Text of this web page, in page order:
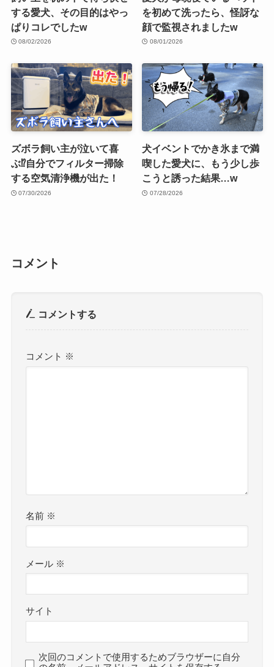
する愛犬、その目的はやっ
ぱりコレでしたw
08/02/2026
を初めて洗ったら、怪訝な
顔で監視されましたw
08/01/2026
ズボラ飼い主が泣いて喜
ぶ⁉︎自分でフィルター掃除
する空気清浄機が出た！
07/30/2026
犬イベントでかき氷まで満
喫した愛犬に、もう少し歩
こうと誘った結果…w
07/28/2026
コメント
コメントする
コメント ※
名前 ※
メール ※
サイト
次回のコメントで使用するためブラウザーに自分